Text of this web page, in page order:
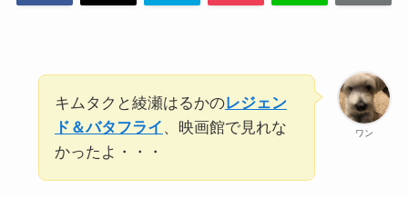
ワン
キムタクと綾瀬はるかのレジェン
ド＆バタフライ 、映画館で見れな
かったよ・・・